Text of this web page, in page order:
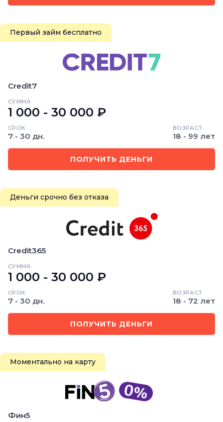
Первый займ бесплатно
Credit7
СУММА
1 000 - 30 000 ₽
СРОК
7 - 30 дн.
ВОЗРАСТ
18 - 99 лет
ПОЛУЧИТЬ ДЕНЬГИ
Деньги срочно без отказа
Credit365
СУММА
1 000 - 30 000 ₽
СРОК
7 - 30 дн.
ВОЗРАСТ
18 - 72 лет
ПОЛУЧИТЬ ДЕНЬГИ
Моментально на карту
Фин5